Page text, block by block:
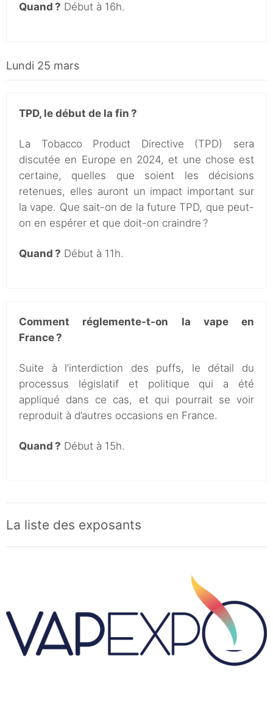
Quand ? Début à 16h.
Lundi 25 mars
TPD, le début de la fin ?
La Tobacco Product Directive (TPD) sera
discutée en Europe en 2024, et une chose est
certaine, quelles que soient les décisions
retenues, elles auront un impact important sur
la vape. Que sait-on de la future TPD, que peut-
on en espérer et que doit-on craindre ?
Quand ? Début à 11h.
Comment réglemente-t-on la vape en
France ?
Suite à l’interdiction des puffs, le détail du
processus législatif et politique qui a été
appliqué dans ce cas, et qui pourrait se voir
reproduit à d’autres occasions en France.
Quand ? Début à 15h.
La liste des exposants